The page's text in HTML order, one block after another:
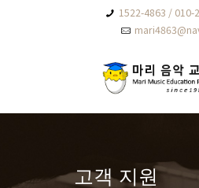
1522-4863 / 010-
고객 지원